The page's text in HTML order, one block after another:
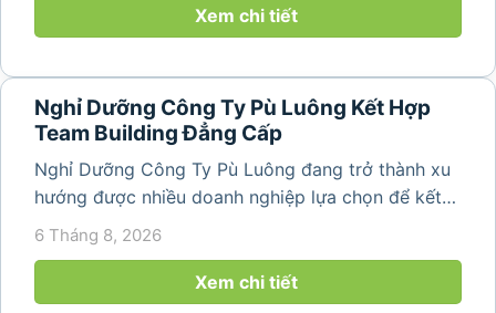
nguyên sơ, không khí...Xem chi tiết
Nghỉ Dưỡng Công Ty Pù Luông Kết Hợp
Team Building Đẳng Cấp
Nghỉ Dưỡng Công Ty Pù Luông đang trở thành xu
hướng được nhiều doanh nghiệp lựa chọn để kết
hợp giữa nghỉ ngơi, tái tạo năng lượng và xây
lịch đơn thuần, nhiều công ty...
6 Tháng 8, 2026
Xem chi tiết